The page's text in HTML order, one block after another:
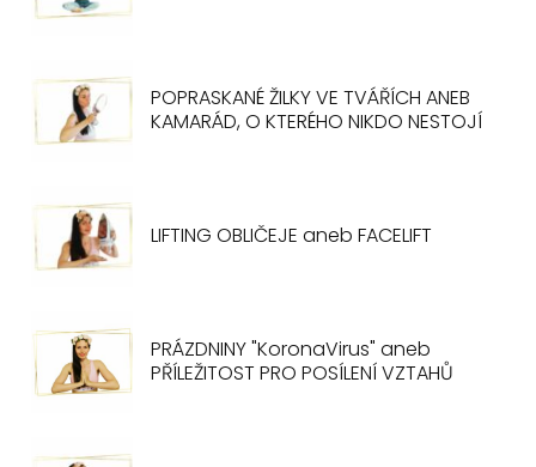
POPRASKANÉ ŽILKY VE TVÁŘÍCH ANEB
KAMARÁD, O KTERÉHO NIKDO NESTOJÍ
LIFTING OBLIČEJE aneb FACELIFT
PRÁZDNINY "KoronaVirus" aneb
PŘÍLEŽITOST PRO POSÍLENÍ VZTAHŮ